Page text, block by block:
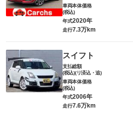
車両本体価格
(税込)
年式2020年
走行7.3万km
スイフト
支払総額
(税込)(リ済込・追)
車両本体価格
(税込)
年式2006年
走行7.6万km